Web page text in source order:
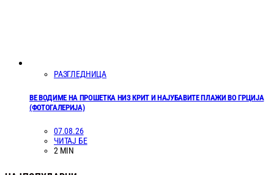
РАЗГЛЕДНИЦА
ВЕ ВОДИМЕ НА ПРОШЕТКА НИЗ КРИТ И НАЈУБАВИТЕ ПЛАЖИ ВО ГРЦИЈА
(ФОТОГАЛЕРИЈА)
07.08.26
ЧИТАЈ БЕ
2 MIN